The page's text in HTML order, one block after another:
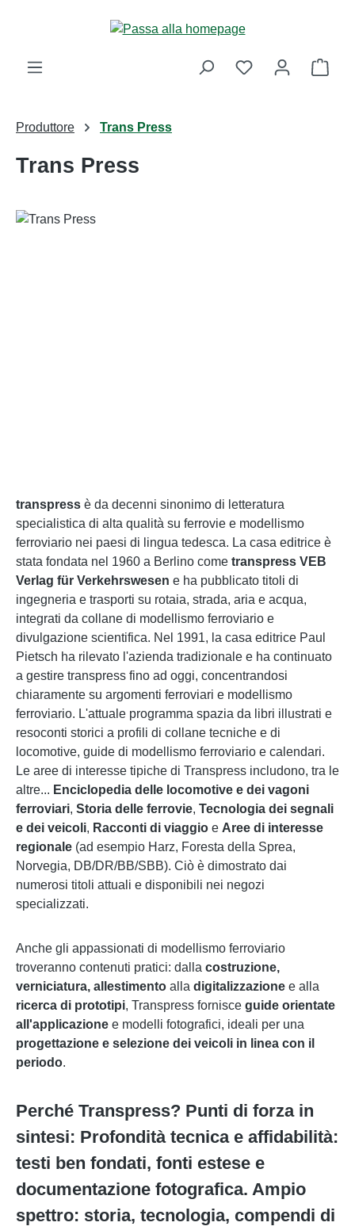
Passa al contenuto principale
Il
Produttore Trans Press
Trans Press
transpress è da decenni sinonimo di letteratura
specialistica di alta qualità su ferrovie e modellismo
ferroviario nei paesi di lingua tedesca. La casa editrice è
stata fondata nel 1960 a Berlino come transpress VEB
Verlag für Verkehrswesen e ha pubblicato titoli di
ingegneria e trasporti su rotaia, strada, aria e acqua,
integrati da collane di modellismo ferroviario e
divulgazione scientifica. Nel 1991, la casa editrice Paul
Pietsch ha rilevato l'azienda tradizionale e ha continuato
a gestire transpress fino ad oggi, concentrandosi
chiaramente su argomenti ferroviari e modellismo
ferroviario. L'attuale programma spazia da libri illustrati e
resoconti storici a profili di collane tecniche e di
locomotive, guide di modellismo ferroviario e calendari.
Le aree di interesse tipiche di Transpress includono, tra le
altre... Enciclopedia delle locomotive e dei vagoni
ferroviari, Storia delle ferrovie, Tecnologia dei segnali
e dei veicoli, Racconti di viaggio e Aree di interesse
regionale (ad esempio Harz, Foresta della Sprea,
Norvegia, DB/DR/BB/SBB). Ciò è dimostrato dai
numerosi titoli attuali e disponibili nei negozi
specializzati.
Anche gli appassionati di modellismo ferroviario
troveranno contenuti pratici: dalla costruzione,
verniciatura, allestimento alla digitalizzazione e alla
ricerca di prototipi, Transpress fornisce guide orientate
all'applicazione e modelli fotografici, ideali per una
progettazione e selezione dei veicoli in linea con il
periodo.
Perché Transpress? Punti di forza in
sintesi: Profondità tecnica e affidabilità:
testi ben fondati, fonti estese e
documentazione fotografica. Ampio
spettro: storia, tecnologia, compendi di